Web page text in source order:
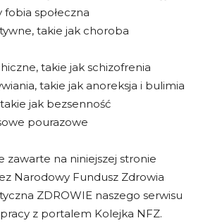
społeczna
takie jak choroba
takie jak schizofrenia
takie jak anoreksja i bulimia
jak bezsenność
pourazowe
zawarte na niniejszej stronie
Narodowy Fundusz Zdrowia
ZDROWIE naszego serwisu
z portalem Kolejka NFZ.